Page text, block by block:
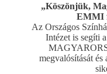
„Köszönjük,
EMMI
Az Országos
Intézet is segíti
megvalósítását és